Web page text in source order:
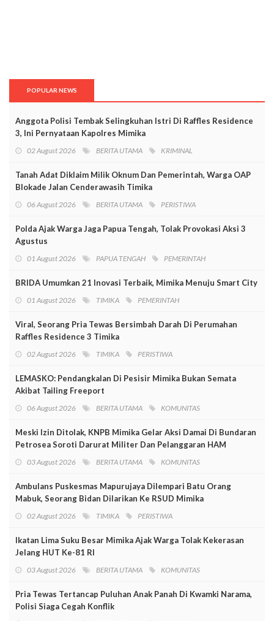
POPULAR NEWS
Anggota Polisi Tembak Selingkuhan Istri Di Raffles Residence
3, Ini Pernyataan Kapolres Mimika
02 August 2026 BERITA UTAMA KRIMINAL
Tanah Adat Diklaim Milik Oknum Dan Pemerintah, Warga OAP
Blokade Jalan Cenderawasih Timika
06 August 2026 BERITA UTAMA PERISTIWA
Polda Ajak Warga Jaga Papua Tengah, Tolak Provokasi Aksi 3
Agustus
01 August 2026 PAPUA TENGAH PEMERINTAH
BRIDA Umumkan 21 Inovasi Terbaik, Mimika Menuju Smart City
01 August 2026 TIMIKA PEMERINTAH
Viral, Seorang Pria Tewas Bersimbah Darah Di Perumahan
Raffles Residence 3 Timika
02 August 2026 TIMIKA PERISTIWA
LEMASKO: Pendangkalan Di Pesisir Mimika Bukan Semata
Akibat Tailing Freeport
06 August 2026 BERITA UTAMA KOMUNITAS
Meski Izin Ditolak, KNPB Mimika Gelar Aksi Damai Di Bundaran
Petrosea Soroti Darurat Militer Dan Pelanggaran HAM
03 August 2026 BERITA UTAMA KOMUNITAS
Ambulans Puskesmas Mapurujaya Dilempari Batu Orang
Mabuk, Seorang Bidan Dilarikan Ke RSUD Mimika
02 August 2026 TIMIKA PERISTIWA
Ikatan Lima Suku Besar Mimika Ajak Warga Tolak Kekerasan
Jelang HUT Ke-81 RI
03 August 2026 BERITA UTAMA KOMUNITAS
Pria Tewas Tertancap Puluhan Anak Panah Di Kwamki Narama,
Polisi Siaga Cegah Konflik